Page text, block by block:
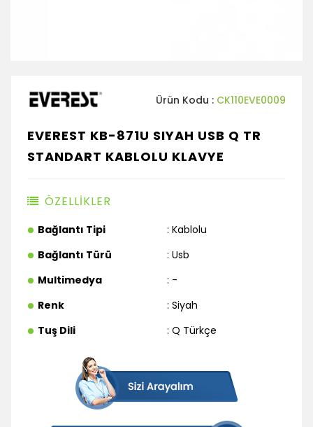
Ürün Kodu : CK110EVE0009
EVEREST KB-871U SIYAH USB Q TR
STANDART KABLOLU KLAVYE
ÖZELLİKLER
Bağlantı Tipi
: Kablolu
Bağlantı Türü
: Usb
Multimedya
: -
Renk
: Siyah
Tuş Dili
: Q Türkçe